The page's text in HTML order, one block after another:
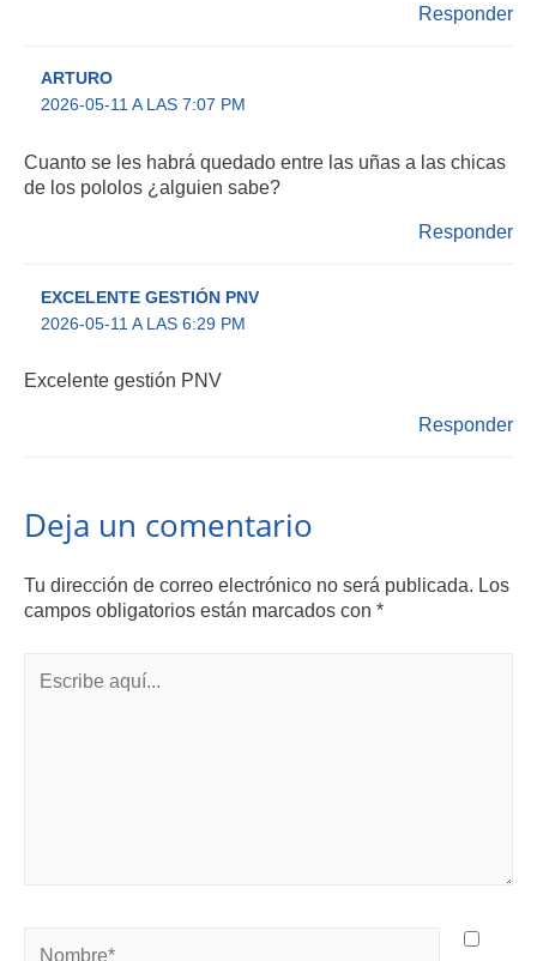
Responder
ARTURO
2026-05-11 A LAS 7:07 PM
Cuanto se les habrá quedado entre las uñas a las chicas
de los pololos ¿alguien sabe?
Responder
EXCELENTE GESTIÓN PNV
2026-05-11 A LAS 6:29 PM
Excelente gestión PNV
Responder
Deja un comentario
Tu dirección de correo electrónico no será publicada. Los
campos obligatorios están marcados con *